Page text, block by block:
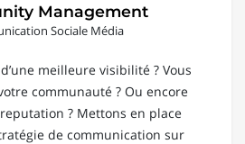
Management
Sociale Média
meilleure visibilité ? Vous
communauté ? Ou encore
? Mettons en place
de communication sur